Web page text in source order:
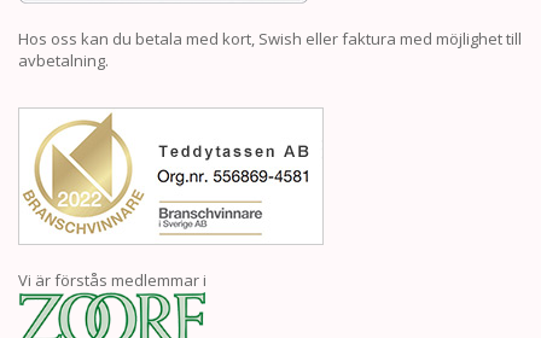
Hos oss kan du betala med kort, Swish eller faktura med möjlighet till
avbetalning.
Vi är förstås medlemmar i